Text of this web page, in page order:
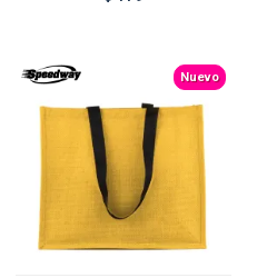
Nuevo
TEXTTRANSPARENTE